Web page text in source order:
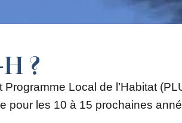
?
Local de l’Habitat
pour les 10 à 15 prochaines